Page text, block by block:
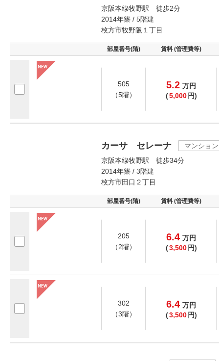
京阪本線牧野駅 徒歩2分
2014年築 / 5階建
枚方市牧野阪１丁目
部屋番号(階) 賃料 (管理費等)
505
（5階）
5.2 万円
(5,000 円)
カーサ セレーナ
マンション
京阪本線牧野駅 徒歩34分
2014年築 / 3階建
枚方市田口２丁目
部屋番号(階) 賃料 (管理費等)
205
（2階）
6.4 万円
(3,500 円)
302
（3階）
6.4 万円
(3,500 円)